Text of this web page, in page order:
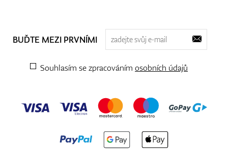
BUĎTE MEZI PRVNÍMI
Souhlasím se zpracováním osobních údajů